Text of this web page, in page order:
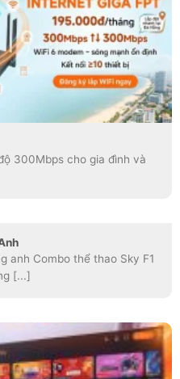
300Mbps cho gia đình và
anh Combo thể thao Sky F1
[...]